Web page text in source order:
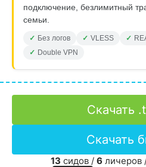
подключение, безлимитный
семьи.
Без логов VLESS
Double VPN
Скачать
Скачать
13 сидов / 6личеров